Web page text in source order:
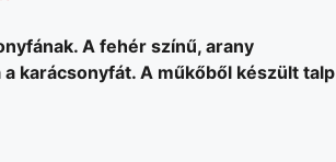
A fehér színű, arany
karácsonyfát. A műkőből készült talp